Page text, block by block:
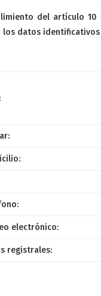
del artículo
los datos
electrónico:
registrales: